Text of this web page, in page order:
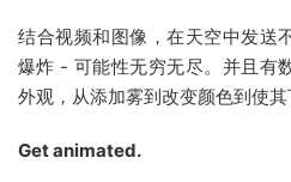
结合视频和图像，在天空中发送
爆炸 - 可能性无穷无尽。并且有
外观，从添加雾到改变颜色到使其
Get animated.